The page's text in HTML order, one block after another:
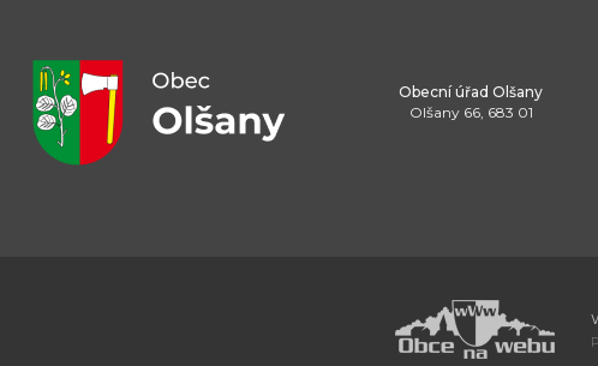
Obecní úřad Olšany
Olšany 66, 683 01